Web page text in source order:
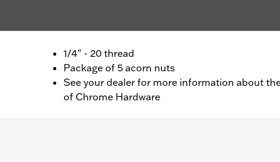
1/4" - 20 thread
Package of 5 acorn nuts
See your dealer for more information about
of Chrome Hardware